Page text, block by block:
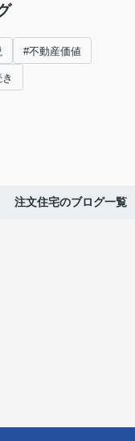
#不動産価値
注文住宅のブログ一覧